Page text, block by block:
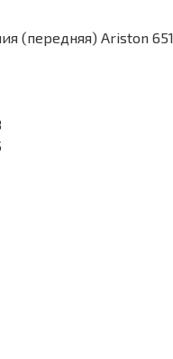
(передняя) Ariston